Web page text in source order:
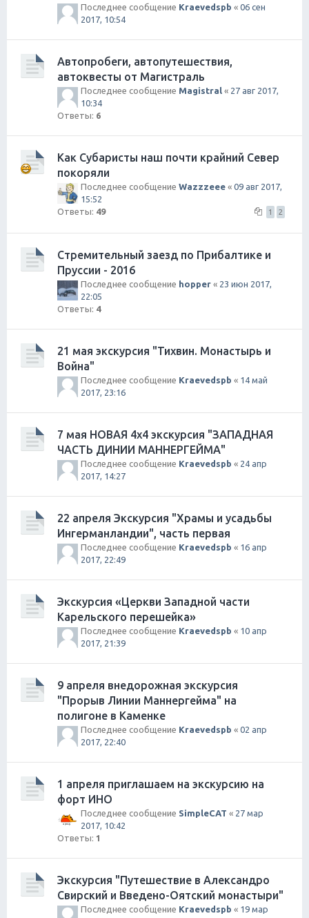
Последнее сообщение Kraevedspb « 06 сен
2017, 10:54
Автопробеги, автопутешествия,
автоквесты от Магистраль
Последнее сообщение Magistral « 27 авг 2017,
10:34
Ответы: 6
Как Субаристы наш почти крайний Север
покоряли
Последнее сообщение Wazzzeee « 09 авг 2017,
15:52
Ответы: 49 1 2
Стремительный заезд по Прибалтике и
Пруссии - 2016
Последнее сообщение hopper « 23 июн 2017,
22:05
Ответы: 4
21 мая экскурсия "Тихвин. Монастырь и
Война"
Последнее сообщение Kraevedspb « 14 май
2017, 23:16
7 мая НОВАЯ 4х4 экскурсия "ЗАПАДНАЯ
ЧАСТЬ ДИНИИ МАННЕРГЕЙМА"
Последнее сообщение Kraevedspb « 24 апр
2017, 14:27
22 апреля Экскурсия "Храмы и усадьбы
Ингерманландии", часть первая
Последнее сообщение Kraevedspb « 16 апр
2017, 22:49
Экскурсия «Церкви Западной части
Карельского перешейка»
Последнее сообщение Kraevedspb « 10 апр
2017, 21:39
9 апреля внедорожная экскурсия
"Прорыв Линии Маннергейма" на
полигоне в Каменке
Последнее сообщение Kraevedspb « 02 апр
2017, 22:40
1 апреля приглашаем на экскурсию на
форт ИНО
Последнее сообщение SimpleCAT « 27 мар
2017, 10:42
Ответы: 1
Экскурсия "Путешествие в Александро
Свирский и Введено-Оятский монастыри"
Последнее сообщение Kraevedspb « 19 мар